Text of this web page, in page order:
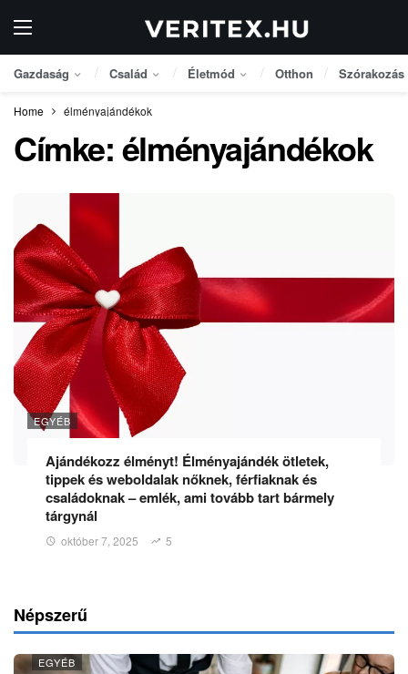
Gazdaság Család Életmód Otthon Szórakozás
Home élményajándékok
Címke:élményajándékok
EGYÉB
Ajándékozz élményt! Élményajándék ötletek,
tippek és weboldalak nőknek, férfiaknak és
családoknak – emlék, ami tovább tart bármely
tárgynál
október 7, 2025 5
Népszerű
EGYÉB